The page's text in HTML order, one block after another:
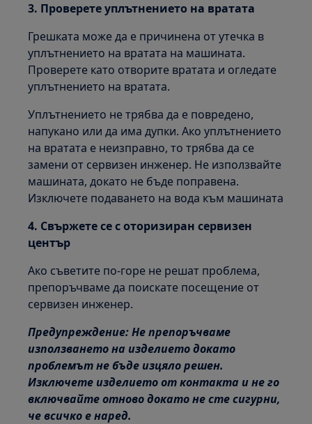
3. Проверете уплътнението на вратата
Грешката може да е причинена от утечка в
уплътнението на вратата на машината.
Проверете като отворите вратата и огледате
уплътнението на вратата.
Уплътнението не трябва да е повредено,
напукано или да има дупки. Ако уплътнението
на вратата е неизправно, то трябва да се
замени от сервизен инженер. Не използвайте
машината, докато не бъде поправена.
Изключете подаването на вода към машината
4. Свържете се с оторизиран сервизен
център
Ако съветите по-горе не решат проблема,
препоръчваме да поискате посещение от
сервизен инженер.
Предупреждение: Не препоръчваме
използването на изделието докато
проблемът не бъде изцяло решен.
Изключете изделието от контакта и не го
включвайте отново докато не сте сигурни,
че всичко е наред.